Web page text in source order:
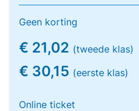
Geen korting
€ 21,02 (tweede klas)
€ 30,15 (eerste klas)
Online ticket